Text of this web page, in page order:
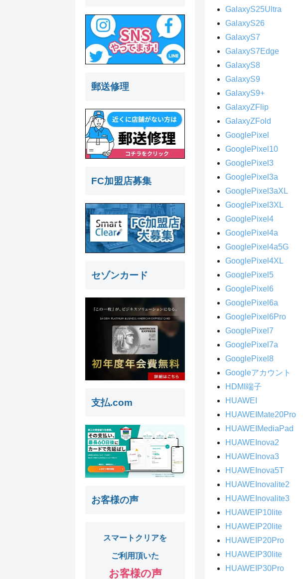
GalaxyS25Ultra
GalaxyS26
GalaxyS7
GalaxyS7Edge
GalaxyS8
GalaxyS9
GalaxyS9+
GalaxyZFlip
GalaxyZFold
GooglePixel
GooglePixel10
GooglePixel3
GooglePixel3a
GooglePixel3aXL
GooglePixel3XL
GooglePixel4
GooglePixel4a
GooglePixel4a5G
GooglePixel4XL
GooglePixel5
GooglePixel6
GooglePixel6a
GooglePixel6Pro
GooglePixel7
GooglePixel7a
GooglePixel8
Googleアカウント
HDMI端子
HUAWEI
HUAWEIMate20Pro
HUAWEIMediaPad
HUAWEInova2
HUAWEInova3
HUAWEInova5T
HUAWEInovalite2
HUAWEInovalite3
HUAWEIP10lite
HUAWEIP20lite
HUAWEIP20Pro
HUAWEIP30lite
HUAWEIP30Pro
郵送修理
FC加盟店募集
セゾンカード
支払.com
お客様の声
スマートクリアを
ご利用頂いた
お客様の声